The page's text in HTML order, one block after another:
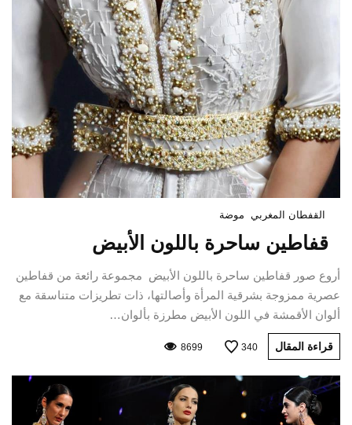
القفطان المغربي موضة
قفاطين ساحرة باللون الأبيض
أروع صور قفاطين ساحرة باللون الأبيض مجموعة رائعة من قفاطين
عصرية ممزوجة بشرقية المرأة وأصالتها، ذات تطريزات متناسقة مع
ألوان الأقمشة في اللون الأبيض مطرزة بألوان…
قراءة المقال 340
8699